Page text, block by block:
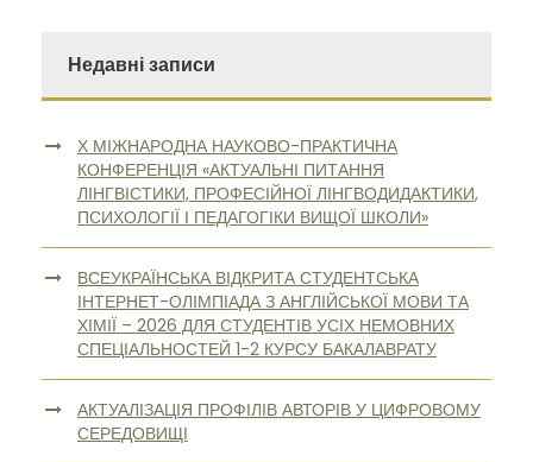
Недавні записи
Х МІЖНАРОДНА НАУКОВО-ПРАКТИЧНА
КОНФЕРЕНЦІЯ «АКТУАЛЬНІ ПИТАННЯ
ЛІНГВІСТИКИ, ПРОФЕСІЙНОЇ ЛІНГВОДИДАКТИКИ,
ПСИХОЛОГІЇ І ПЕДАГОГІКИ ВИЩОЇ ШКОЛИ»
ВСЕУКРАЇНСЬКА ВІДКРИТА СТУДЕНТСЬКА
ІНТЕРНЕТ-ОЛІМПІАДА З АНГЛІЙСЬКОЇ МОВИ ТА
ХІМІЇ – 2026 ДЛЯ СТУДЕНТІВ УСІХ НЕМОВНИХ
СПЕЦІАЛЬНОСТЕЙ 1-2 КУРСУ БАКАЛАВРАТУ
АКТУАЛІЗАЦІЯ ПРОФІЛІВ АВТОРІВ У ЦИФРОВОМУ
СЕРЕДОВИЩІ